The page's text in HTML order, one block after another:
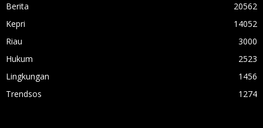
Berita
20562
Kepri
14052
Riau
3000
Hukum
2523
Lingkungan
1456
Trendsos
1274